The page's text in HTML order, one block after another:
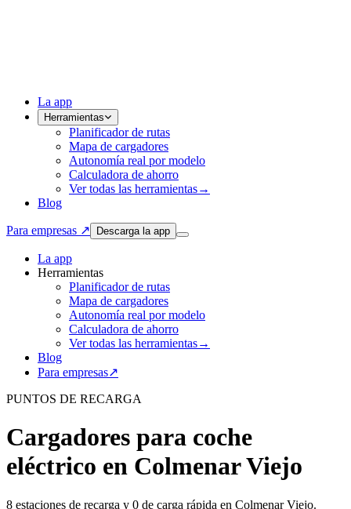
La app
Herramientas
Planificador de rutas
Mapa de cargadores
Autonomía real por modelo
Calculadora de ahorro
Ver todas las herramientas→
Blog
Para empresas ↗ Descarga la app
La app
Herramientas
Planificador de rutas
Mapa de cargadores
Autonomía real por modelo
Calculadora de ahorro
Ver todas las herramientas→
Blog
Para empresas↗
PUNTOS DE RECARGA
Cargadores para coche
eléctrico en Colmenar Viejo
8 estaciones de recarga y 0 de carga rápida en Colmenar Viejo.